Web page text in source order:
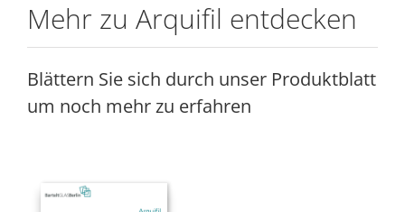
Mehr zu Arquifil entdecken
Blättern Sie sich durch unser Produktblatt
um noch mehr zu erfahren